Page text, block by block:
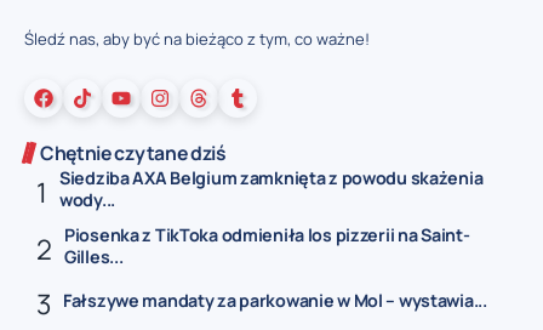
Śledź nas, aby być na bieżąco z tym, co ważne!
Chętnie czytane dziś
Siedziba AXA Belgium zamknięta z powodu skażenia
wody...
Piosenka z TikToka odmieniła los pizzerii na Saint-
Gilles...
Fałszywe mandaty za parkowanie w Mol – wystawia...